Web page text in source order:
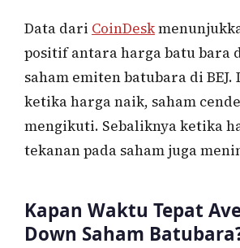
Data dari CoinDesk
positif antara harga batu bara
saham emiten batubara di
ketika harga naik, saham
mengikuti. Sebaliknya ketika
tekanan pada saham juga
Kapan Waktu Tepat
Down Saham